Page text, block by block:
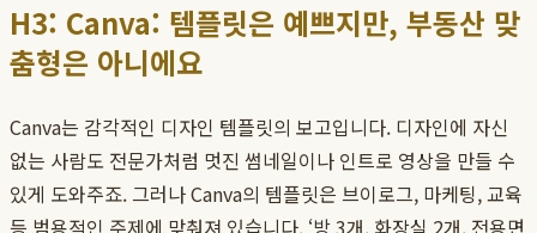
H3: Canva: 템플릿은 예쁘지만, 부동산 맞
춤형은 아니에요
Canva는 감각적인 디자인 템플릿의 보고입니다. 디자인에 자신
없는 사람도 전문가처럼 멋진 썸네일이나 인트로 영상을 만들 수
있게 도와주죠. 그러나 Canva의 템플릿은 브이로그, 마케팅, 교육
등 범용적인 주제에 맞춰져 있습니다. ‘방 3개, 화장실 2개, 전용면